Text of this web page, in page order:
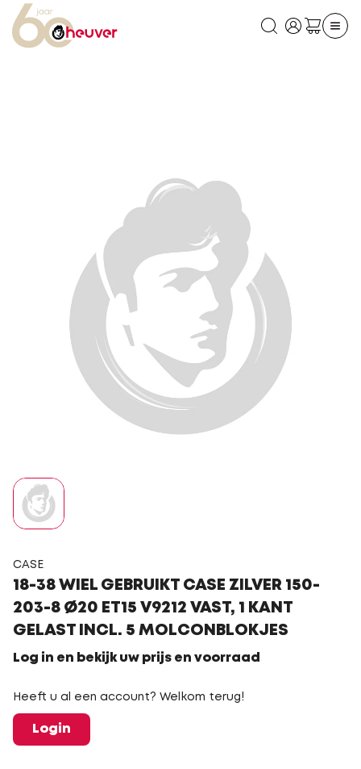
CASE
18-38 WIEL GEBRUIKT CASE ZILVER 150-
203-8 Ø20 ET15 V9212 VAST, 1 KANT
GELAST INCL. 5 MOLCONBLOKJES
Log in en bekijk uw prijs en voorraad
Heeft u al een account? Welkom terug!
Login